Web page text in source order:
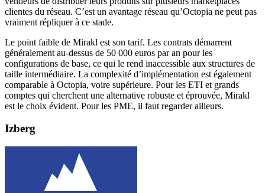
clientes du réseau. C’est un avantage réseau qu’Octopia ne peut pas
vraiment répliquer à ce stade.
Le point faible de Mirakl est son tarif. Les contrats démarrent
généralement au-dessus de 50 000 euros par an pour les
configurations de base, ce qui le rend inaccessible aux structures de
taille intermédiaire. La complexité d’implémentation est également
comparable à Octopia, voire supérieure. Pour les ETI et grands
comptes qui cherchent une alternative robuste et éprouvée, Mirakl
est le choix évident. Pour les PME, il faut regarder ailleurs.
Izberg